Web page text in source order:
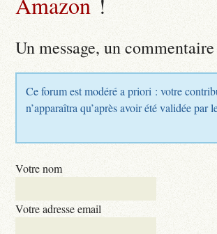
Un message, un
Ce forum est modéré a priori : votre
n’apparaîtra qu’après avoir été validée par
Votre nom
Votre adresse email